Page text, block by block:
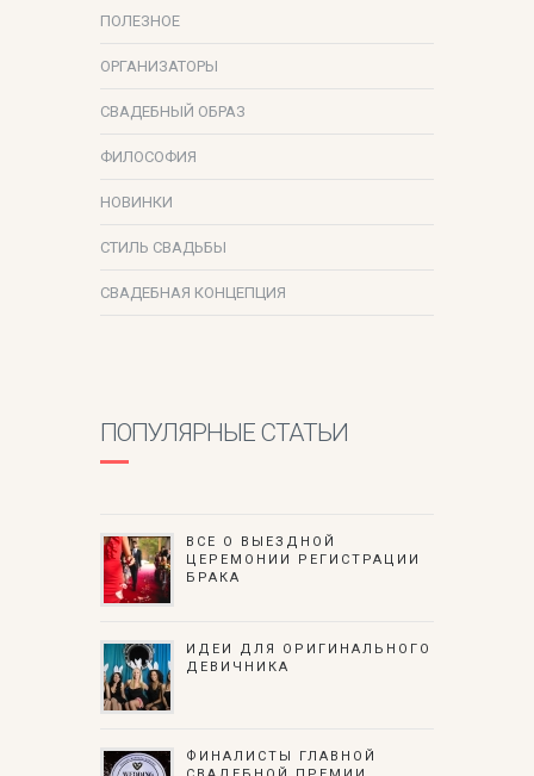
ПОЛЕЗНОЕ
ОРГАНИЗАТОРЫ
СВАДЕБНЫЙ ОБРАЗ
ФИЛОСОФИЯ
НОВИНКИ
СТИЛЬ СВАДЬБЫ
СВАДЕБНАЯ КОНЦЕПЦИЯ
ПОПУЛЯРНЫЕ СТАТЬИ
ВСЕ О ВЫЕЗДНОЙ
ЦЕРЕМОНИИ РЕГИСТРАЦИИ
БРАКА
ИДЕИ ДЛЯ ОРИГИНАЛЬНОГО
ДЕВИЧНИКА
ФИНАЛИСТЫ ГЛАВНОЙ